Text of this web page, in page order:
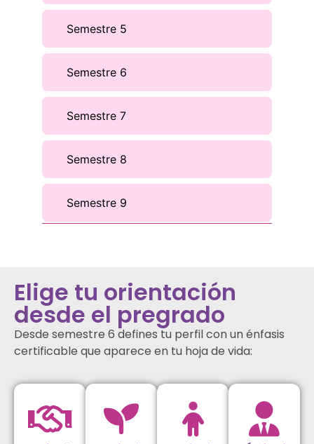
Semestre 5
Semestre 6
Semestre 7
Semestre 8
Semestre 9
Elige tu orientación
desde el pregrado
Desde semestre 6 defines tu perfil con un énfasis
certificable que aparece en tu hoja de vida: